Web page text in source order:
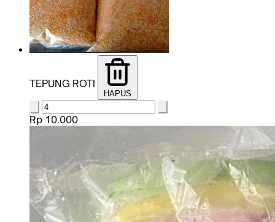
TEPUNG ROTI
HAPUS
Rp 10.000